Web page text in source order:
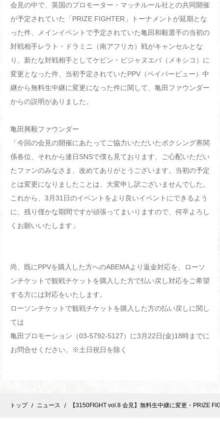
会見の中で、英国のプロモーター・マッチルール社との共同開催
が予定されていた「PRIZE FIGHTER」トーナメントが延期とな
った件、メインイベントで予定されていた亀田和毅選手の当初の
対戦相手レラト・ドラミニ（南アフリカ）戦がキャンセルとな
り、新たな対戦相手としてケビン・ビジャヌエバ（メキシコ）に
変更となった件、当初予定されていたPPV（ペイパービュー）中
継から無料生中継に変更になった件に関して、亀田ファウンダー
からの説明がありました。
亀田興毅ファウンダー
「今回の会見の開催にあたってご協力いただいたボクシング界関
係各位、それから連日SNSで僕も見ております、ご心配いただい
たファンのみなさま、改めてありがとうございます。当初の予定
とは変更になりましたことは、大変申し訳ございませんでした。
これから、3月31日のイベントをより良いイベントにできるよう
に、残り僅かな期間ですが頑張ってまいりますので、何卒よろし
くお願いいたします」
尚、既にPPVを購入した方へのABEMAより返金対応を、ローソ
ンチケットで観戦チケットを購入した方で払い戻し対応をご希望
する方には対応をいたします。
ローソンチケットで観戦チケットを購入した方の払い戻しに関し
ては
亀田プロモーション（03-5792-5127）に3月22日(金)18時までに
お問合せください。※土日祝日を除く
トップ / ニュース / 【3150FIGHT vol.8 会見】無料生中継に変更・PRIZE